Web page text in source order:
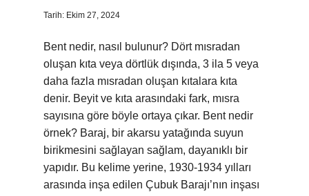
Tarih: Ekim 27, 2024
Bent nedir, nasıl bulunur? Dört mısradan
oluşan kıta veya dörtlük dışında, 3 ila 5 veya
daha fazla mısradan oluşan kıtalara kıta
denir. Beyit ve kıta arasındaki fark, mısra
sayısına göre böyle ortaya çıkar. Bent nedir
örnek? Baraj, bir akarsu yatağında suyun
birikmesini sağlayan sağlam, dayanıklı bir
yapıdır. Bu kelime yerine, 1930-1934 yılları
arasında inşa edilen Çubuk Barajı’nın inşası